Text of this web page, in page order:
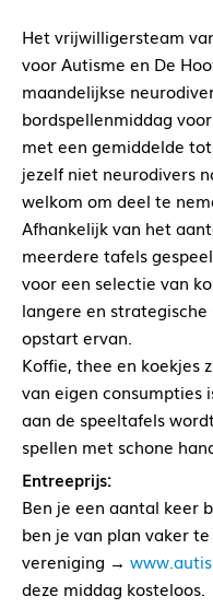
Het vrijwilligersteam
voor Autisme en De
maandelijkse
bordspellenmiddag
met een gemiddelde
jezelf niet neurodivers
welkom om deel te
Afhankelijk van het
meerdere tafels
voor een selectie van
langere en
opstart ervan.
Koffie, thee en koekjes
van eigen consumpties
aan de speeltafels
spellen met schone
Entreeprijs:
Ben je een aantal keer
ben je van plan vaker
vereniging →
deze middag kosteloos.